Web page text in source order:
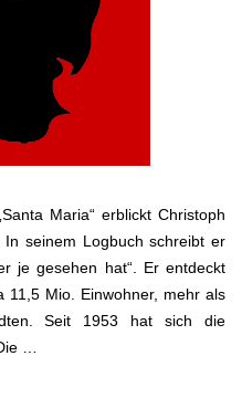
Maria“ erblickt Christoph
seinem Logbuch schreibt er
je gesehen hat“. Er entdeckt
11,5 Mio. Einwohner, mehr als
Seit 1953 hat sich die
…